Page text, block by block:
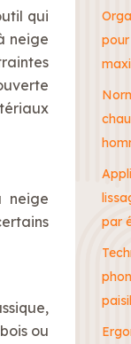
qui
neige
neige
ou
par